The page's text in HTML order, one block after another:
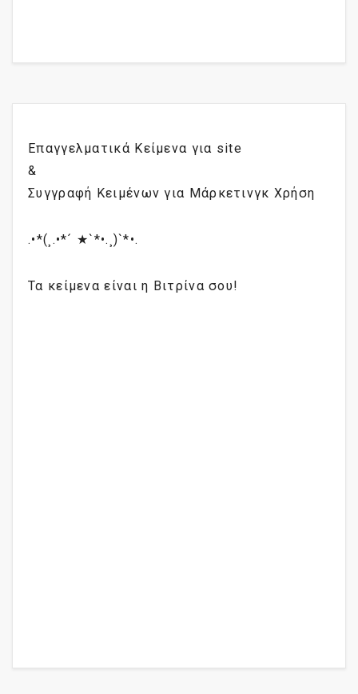
Επαγγελματικά Κείμενα για site
&
Συγγραφή Κειμένων για Μάρκετινγκ Χρήση
.•*(¸.•*´ ★`*•.¸)`*•.
Τα κείμενα είναι η Βιτρίνα σου!